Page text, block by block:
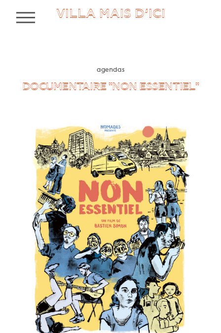
VILLA MAIS D’ICI
MENU
agendas
DOCUMENTAIRE "NON ESSENTIEL"